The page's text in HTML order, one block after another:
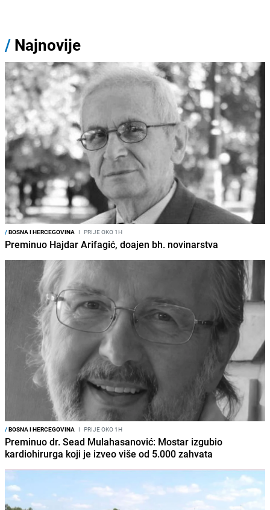
/ Najnovije
/BOSNA I HERCEGOVINA I PRIJE OKO 1H
Preminuo Hajdar Arifagić, doajen bh. novinarstva
/BOSNA I HERCEGOVINA I PRIJE OKO 1H
Preminuo dr. Sead Mulahasanović: Mostar izgubio
kardiohirurga koji je izveo više od 5.000 zahvata